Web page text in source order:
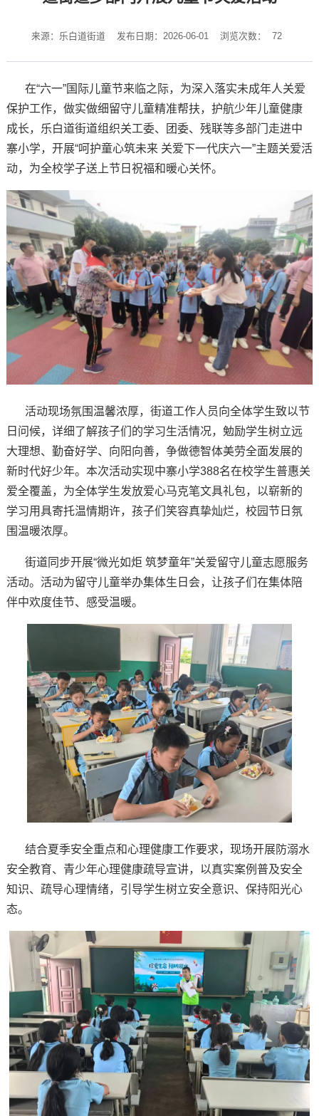
来源：乐白道街道 发布日期：2026-06-01 浏览次数： 72
在“六一”国际儿童节来临之际，为深入落实未成年人关爱
保护工作，做实做细留守儿童精准帮扶，护航少年儿童健康
成长，乐白道街道组织关工委、团委、残联等多部门走进中
寨小学，开展“呵护童心筑未来 关爱下一代庆六一”主题关爱活
动，为全校学子送上节日祝福和暖心关怀。
活动现场氛围温馨浓厚，街道工作人员向全体学生致以节
日问候，详细了解孩子们的学习生活情况，勉励学生树立远
大理想、勤奋好学、向阳向善，争做德智体美劳全面发展的
新时代好少年。本次活动实现中寨小学388名在校学生普惠关
爱全覆盖，为全体学生发放爱心马克笔文具礼包，以崭新的
学习用具寄托温情期许，孩子们笑容真挚灿烂，校园节日氛
围温暖浓厚。
街道同步开展“微光如炬 筑梦童年”关爱留守儿童志愿服务
活动。活动为留守儿童举办集体生日会，让孩子们在集体陪
伴中欢度佳节、感受温暖。
结合夏季安全重点和心理健康工作要求，现场开展防溺水
安全教育、青少年心理健康疏导宣讲，以真实案例普及安全
知识、疏导心理情绪，引导学生树立安全意识、保持阳光心
态。